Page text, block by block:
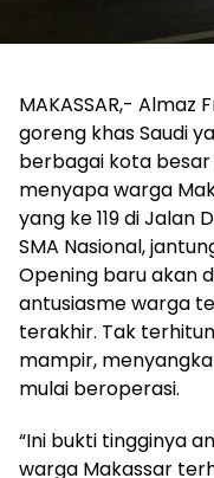
MAKASSAR,- Almaz
goreng khas Saudi
berbagai kota besar
menyapa warga
yang ke 119 di Jalan
SMA Nasional,
Opening baru akan
antusiasme warga
terakhir. Tak
mampir,
mulai beroperasi.
“Ini bukti tingginya
warga Makassar